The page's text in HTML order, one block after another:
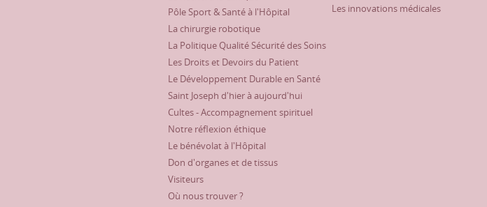
Pôle Sport & Santé à l'Hôpital
La chirurgie robotique
La Politique Qualité Sécurité des Soins
Les Droits et Devoirs du Patient
Le Développement Durable en Santé
Saint Joseph d'hier à aujourd'hui
Cultes - Accompagnement spirituel
Notre réflexion éthique
Le bénévolat à l'Hôpital
Don d'organes et de tissus
Visiteurs
Où nous trouver ?
Les innovations médicales